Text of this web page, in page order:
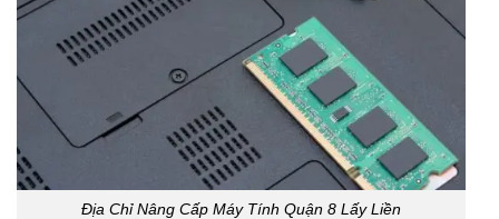
Địa Chỉ Nâng Cấp Máy Tính Quận 8 Lấy Liền